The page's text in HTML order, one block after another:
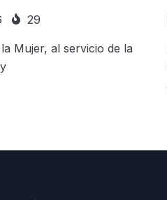
29
Mujer, al servicio de la